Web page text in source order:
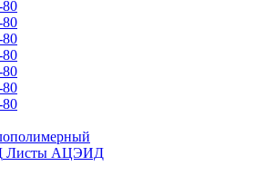
Листы АЦЭИД